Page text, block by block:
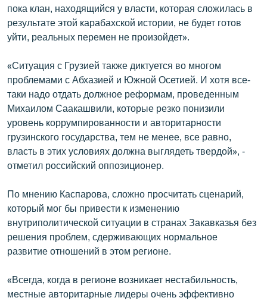
пока клан, находящийся у власти, которая сложилась в
результате этой карабахской истории, не будет готов
уйти, реальных перемен не произойдет».
«Ситуация с Грузией также диктуется во многом
проблемами с Абхазией и Южной Осетией. И хотя все-
таки надо отдать должное реформам, проведенным
Михаилом Саакашвили, которые резко понизили
уровень коррумпированности и авторитарности
грузинского государства, тем не менее, все равно,
власть в этих условиях должна выглядеть твердой», -
отметил российский оппозиционер.
По мнению Каспарова, сложно просчитать сценарий,
который мог бы привести к изменению
внутриполитической ситуации в странах Закавказья без
решения проблем, сдерживающих нормальное
развитие отношений в этом регионе.
«Всегда, когда в регионе возникает нестабильность,
местные авторитарные лидеры очень эффективно